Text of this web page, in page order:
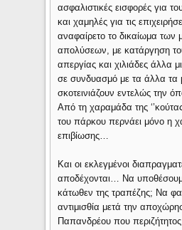
ασφαλιστικές εισφορές για
και χαμηλές για τις
αναφαίρετο το δικαίωμα των
απολύσεων, με κατάργηση
απεργίας και χιλιάδες άλλα
σε συνδυασμό με τα άλλα τα
σκοτεινιάζουν εντελώς την
Από τη χαραμάδα της
του πάρκου περνάει μόνο η
επιβίωσης…
Και οι εκλεγμένοι
αποδέχονται… Να
κάτωθεν της τραπέζης; Να
αντιμισθία μετά την
Παπανδρέου που